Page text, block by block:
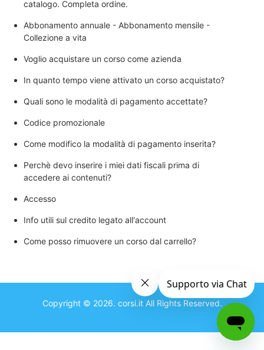
catalogo. Completa ordine.
Abbonamento annuale - Abbonamento mensile -
Collezione a vita
Voglio acquistare un corso come azienda
In quanto tempo viene attivato un corso acquistato?
Quali sono le modalità di pagamento accettate?
Codice promozionale
Come modifico la modalità di pagamento inserita?
Perchè devo inserire i miei dati fiscali prima di
accedere ai contenuti?
Accesso
Info utili sul credito legato all'account
Come posso rimuovere un corso dal carrello?
Copyright © 2026. corsi.itAll Rights Reserved.